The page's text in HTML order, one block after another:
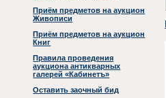
Приём предметов на аукцион
Живописи
Приём предметов на аукцион
Книг
Правила проведения
аукциона антикварных
галерей «Кабинетъ»
Оставить заочный бид